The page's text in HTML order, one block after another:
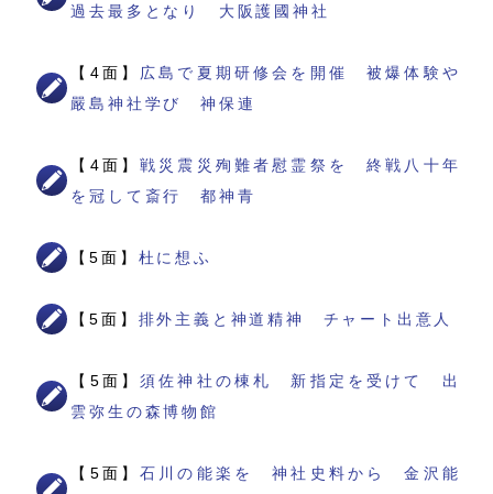
過去最多となり 大阪護國神社
【4面】 広島で夏期研修会を開催 被爆体験や
嚴島神社学び 神保連
【4面】戦災震災殉難者慰霊祭を 終戦八十年
を冠して斎行 都神青
【5面】 杜に想ふ
【5面】 排外主義と神道精神 チャート出意人
【5面】須佐神社の棟札 新指定を受けて 出
雲弥生の森博物館
【5面】石川の能楽を 神社史料から 金沢能